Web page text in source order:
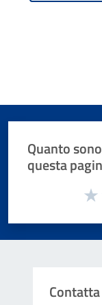
Quanto
questa
Valuta da 1 a 5